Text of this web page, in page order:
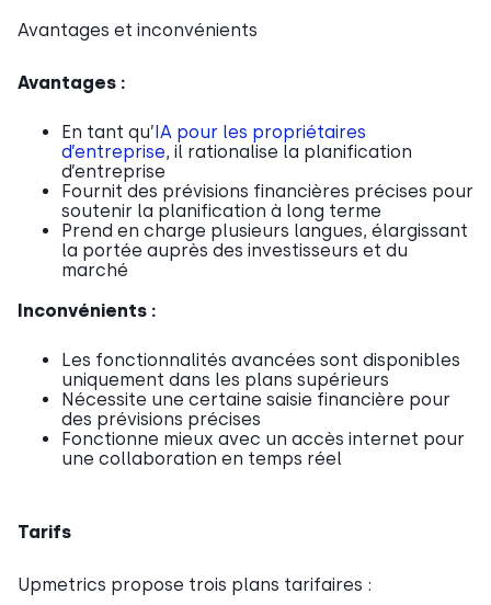
Avantages et inconvénients
Avantages :
En tant qu’IA pour les propriétaires
d’entreprise, il rationalise la planification
d’entreprise
Fournit des prévisions financières précises pour
soutenir la planification à long terme
Prend en charge plusieurs langues, élargissant
la portée auprès des investisseurs et du
marché
Inconvénients :
Les fonctionnalités avancées sont disponibles
uniquement dans les plans supérieurs
Nécessite une certaine saisie financière pour
des prévisions précises
Fonctionne mieux avec un accès internet pour
une collaboration en temps réel
Tarifs
Upmetrics propose trois plans tarifaires :